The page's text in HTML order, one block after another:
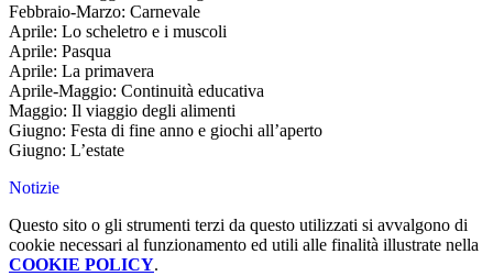
Febbraio-Marzo: Carnevale
Aprile: Lo scheletro e i muscoli
Aprile: Pasqua
Aprile: La primavera
Aprile-Maggio: Continuità educativa
Maggio: Il viaggio degli alimenti
Giugno: Festa di fine anno e giochi all’aperto
Giugno: L’estate
Notizie
Questo sito o gli strumenti terzi da questo utilizzati si avvalgono di
cookie necessari al funzionamento ed utili alle finalità illustrate nella
COOKIE POLICY.